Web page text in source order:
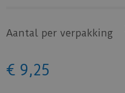
Aantal per verpakking
€ 9,25